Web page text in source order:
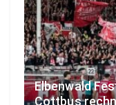
Elbenwald
Cottbus